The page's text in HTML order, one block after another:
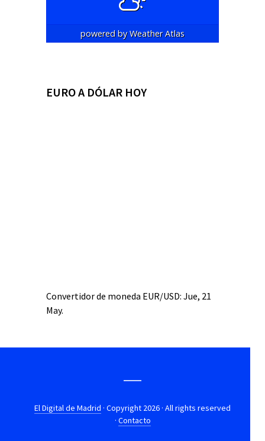
powered byWeather Atlas
EURO A DÓLAR HOY
Convertidor de moneda EUR/USD: Jue, 21
May.
El Digital de Madrid · Copyright 2026 · All rights reserved
· Contacto